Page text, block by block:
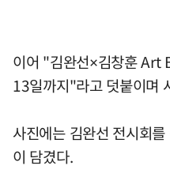
이어 "김완선×김창훈
13일까지"라고 덧붙이며
사진에는 김완선 전시회
이 담겼다.